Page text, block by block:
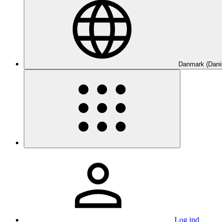
Danmark
Log ind